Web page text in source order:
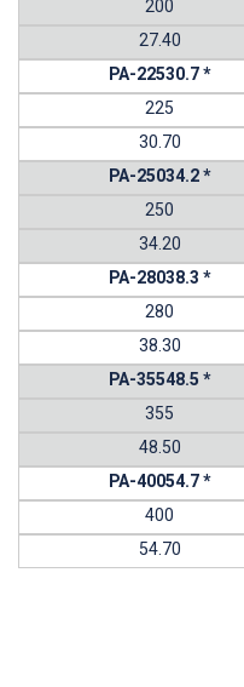
200
27.40
PA-22530.7 *
225
30.70
PA-25034.2 *
250
34.20
PA-28038.3 *
280
38.30
PA-35548.5 *
355
48.50
PA-40054.7 *
400
54.70